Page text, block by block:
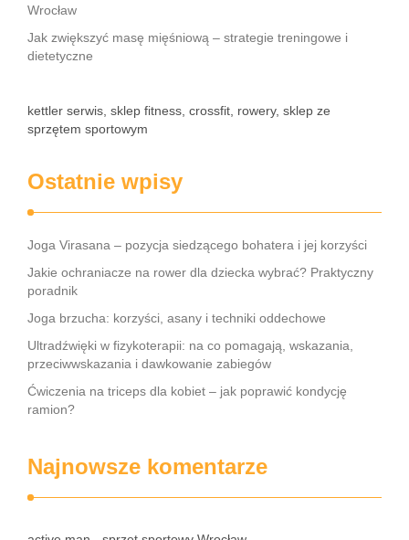
Wrocław
Jak zwiększyć masę mięśniową – strategie treningowe i
dietetyczne
kettler serwis, sklep fitness, crossfit, rowery, sklep ze
sprzętem sportowym
Ostatnie wpisy
Joga Virasana – pozycja siedzącego bohatera i jej korzyści
Jakie ochraniacze na rower dla dziecka wybrać? Praktyczny
poradnik
Joga brzucha: korzyści, asany i techniki oddechowe
Ultradźwięki w fizykoterapii: na co pomagają, wskazania,
przeciwwskazania i dawkowanie zabiegów
Ćwiczenia na triceps dla kobiet – jak poprawić kondycję
ramion?
Najnowsze komentarze